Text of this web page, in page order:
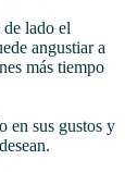
lado el
angustiar a
más tiempo
en sus gustos y